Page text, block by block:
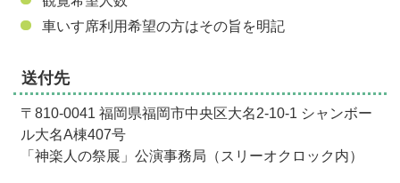
車いす席利用希望の方はその旨を明記
送付先
〒810-0041 福岡県福岡市中央区大名2-10-1 シャンボー
ル大名A棟407号
「神楽人の祭展」公演事務局（スリーオクロック内）